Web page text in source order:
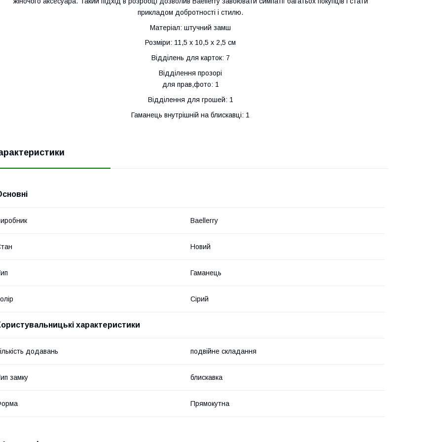
прикладом добротності і стилю.
Матеріал: штучний замш
Розміри: 11,5 х 10,5 х 2,5 см
Відділень для карток: 7
Відділення прозорі
для прав,фото: 1
Відділення для грошей: 1
Гаманець внутрішній на блискавці: 1
Baellerry
Новий
Гаманець
Сірий
характеристики
додавань подвійне складання
замку блискавка
Прямокутна